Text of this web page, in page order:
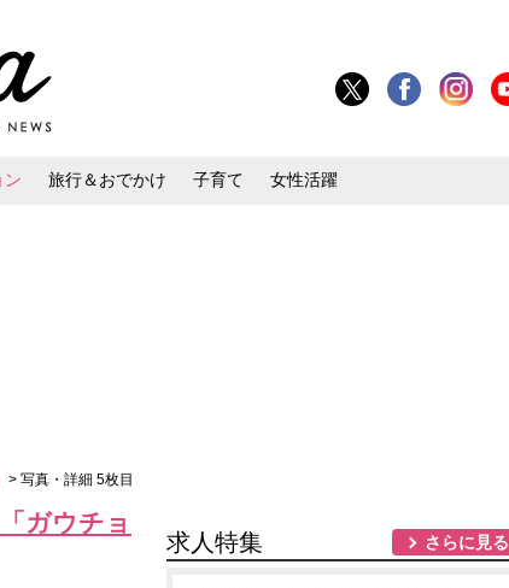
ン 旅行＆おでかけ 子育て 女性活躍
> 写真・詳細 5枚目
ガウチョ
求人特集 さらに見る